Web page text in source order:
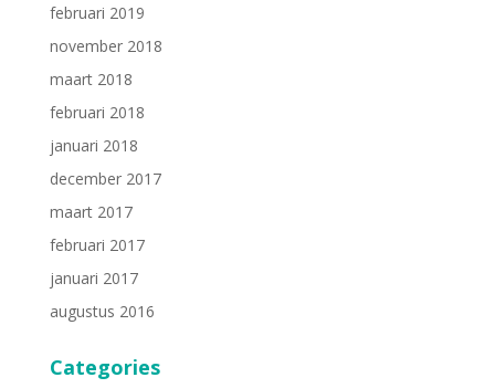
februari 2019
november 2018
maart 2018
februari 2018
januari 2018
december 2017
maart 2017
februari 2017
januari 2017
augustus 2016
Categories